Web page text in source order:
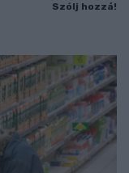
Szólj hozzá!